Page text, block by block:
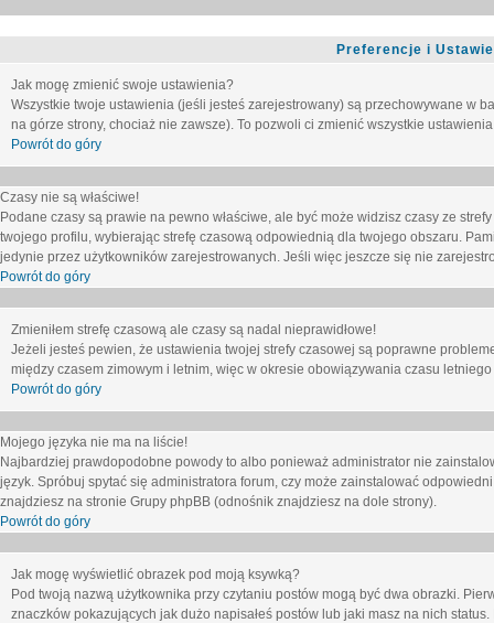
Preferencje i
Jak mogę zmienić swoje ustawienia?
Wszystkie twoje ustawienia (jeśli jesteś zarejestrowany) są przechowywane w
na górze strony, chociaż nie zawsze). To pozwoli ci zmienić wszystkie
Powrót do góry
Czasy nie są właściwe!
Podane czasy są prawie na pewno właściwe, ale być może widzisz czasy ze
twojego profilu, wybierając strefę czasową odpowiednią dla twojego obszaru.
jedynie przez użytkowników zarejestrowanych. Jeśli więc jeszcze się nie
Powrót do góry
Zmieniłem strefę czasową ale czasy są nadal nieprawidłowe!
Jeżeli jesteś pewien, że ustawienia twojej strefy czasowej są poprawne
między czasem zimowym i letnim, więc w okresie obowiązywania czasu
Powrót do góry
Mojego języka nie ma na liście!
Najbardziej prawdopodobne powody to albo ponieważ administrator nie
język. Spróbuj spytać się administratora forum, czy może zainstalować
znajdziesz na stronie Grupy phpBB (odnośnik znajdziesz na dole strony).
Powrót do góry
Jak mogę wyświetlić obrazek pod moją ksywką?
Pod twoją nazwą użytkownika przy czytaniu postów mogą być dwa obrazki.
znaczków pokazujących jak dużo napisałeś postów lub jaki masz na nich